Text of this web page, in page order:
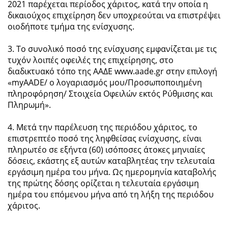
2021 παρέχεται περίοδος χάριτος, κατά την οποία η
δικαιούχος επιχείρηση δεν υποχρεούται να επιστρέψει
οιοδήποτε τμήμα της ενίσχυσης.
3. Το συνολικό ποσό της ενίσχυσης εμφανίζεται με τις
τυχόν λοιπές οφειλές της επιχείρησης, στο
διαδικτυακό τόπο της ΑΑΔΕ www.aade.gr στην επιλογή
«myAADE/ ο λογαριασμός μου/Προσωποποιημένη
πληροφόρηση/ Στοιχεία Οφειλών εκτός Ρύθμισης και
Πληρωμή».
4. Μετά την παρέλευση της περιόδου χάριτος, το
επιστρεπτέο ποσό της ληφθείσας ενίσχυσης, είναι
πληρωτέο σε εξήντα (60) ισόποσες άτοκες μηνιαίες
δόσεις, εκάστης εξ αυτών καταβλητέας την τελευταία
εργάσιμη ημέρα του μήνα. Ως ημερομηνία καταβολής
της πρώτης δόσης ορίζεται η τελευταία εργάσιμη
ημέρα του επόμενου μήνα από τη λήξη της περιόδου
χάριτος.